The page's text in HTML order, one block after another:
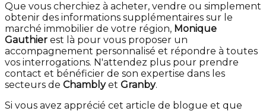
Que vous cherchiez à acheter, vendre ou simplement
obtenir des informations supplémentaires sur le
marché immobilier de votre région, Monique
Gauthier est là pour vous proposer un
accompagnement personnalisé et répondre à toutes
vos interrogations. N'attendez plus pour prendre
contact et bénéficier de son expertise dans les
secteurs de Chamblyet Granby.
Si vous avez apprécié cet article de blogue et que